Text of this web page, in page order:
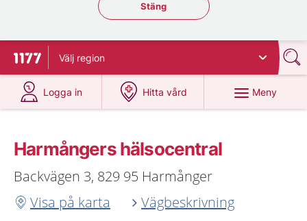
Stäng regionsväljaren
Stäng
Till startsidan för 1177
Välj region
Logga in
på 1177.se
Hitta vård
på 1177.se
Meny
Harmångers hälsocentral
Backvägen 3, 829 95 Harmånger
Visa på karta
Vägbeskrivning